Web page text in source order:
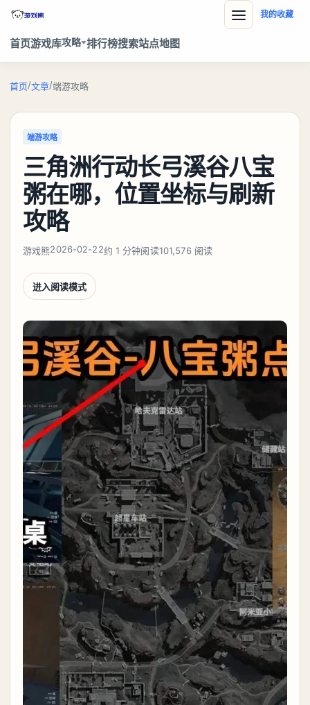
首页游戏库攻略 排行榜搜索站点地图
我的收藏
首页/文章/端游攻略
端游攻略
三角洲行动长弓溪谷八宝
粥在哪，位置坐标与刷新
攻略
游戏熊2026-02-22约 1 分钟阅读101,576 阅读
进入阅读模式